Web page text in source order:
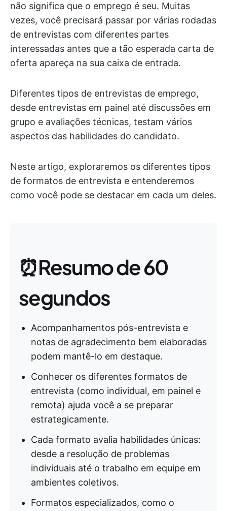
não significa que o emprego é seu. Muitas
vezes, você precisará passar por várias rodadas
de entrevistas com diferentes partes
interessadas antes que a tão esperada carta de
oferta apareça na sua caixa de entrada.
Diferentes tipos de entrevistas de emprego,
desde entrevistas em painel até discussões em
grupo e avaliações técnicas, testam vários
aspectos das habilidades do candidato.
Neste artigo, exploraremos os diferentes tipos
de formatos de entrevista e entenderemos
como você pode se destacar em cada um deles.
⏰Resumo de 60
segundos
Acompanhamentos pós-entrevista e
notas de agradecimento bem elaboradas
podem mantê-lo em destaque.
Conhecer os diferentes formatos de
entrevista (como individual, em painel e
remota) ajuda você a se preparar
estrategicamente.
Cada formato avalia habilidades únicas:
desde a resolução de problemas
individuais até o trabalho em equipe em
ambientes coletivos.
Formatos especializados, como o